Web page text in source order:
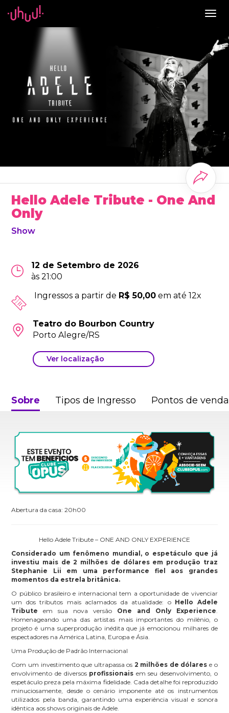
Hello Adele Tribute - One And
Only
Show
12 de Setembro de 2026
às 21:00
Ingressos a partir de R$ 50,00 em até 12x
Teatro do Bourbon Country
Porto Alegre/RS
Ver localização
Sobre Tipos de Ingresso Pontos de venda
Abertura da casa: 20h00
Hello Adele Tribute – ONE AND ONLY EXPERIENCE
Considerado um fenômeno mundial, o espetáculo que já
investiu mais de 2 milhões de dólares em produção traz
Stephanie Lii em uma performance fiel aos grandes
momentos da estrela britânica.
O público brasileiro e internacional tem a oportunidade de vivenciar
um dos tributos mais aclamados da atualidade: o Hello Adele
Tributeem sua nova versão One and Only Experience.
Homenageando uma das artistas mais importantes do milênio, o
projeto é uma superprodução inédita que já emocionou milhares de
espectadores na América Latina, Europa e Ásia.
Uma Produção de Padrão Internacional
Com um investimento que ultrapassa os 2 milhões de dólares e o
envolvimento de diversosprofissionais em seu desenvolvimento, o
espetáculo preza pela máxima fidelidade. Cada detalhe foi reproduzido
minuciosamente, desde o cenário imponente até os instrumentos
utilizados pela banda, garantindo uma experiência visual e sonora
idêntica aos shows originais de Adele.